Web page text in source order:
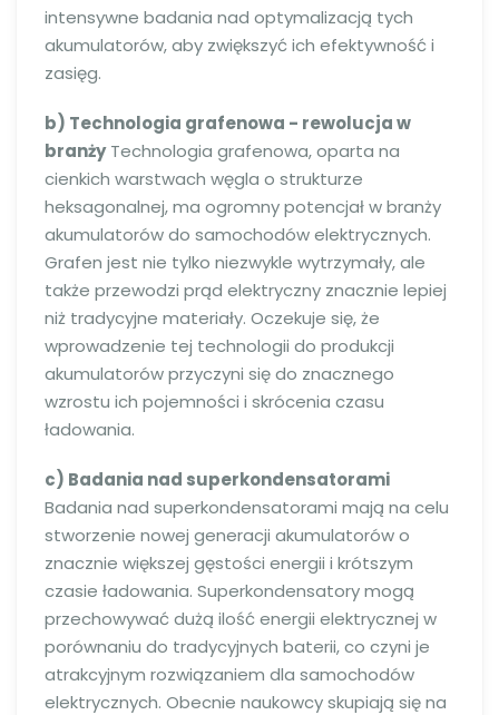
intensywne badania nad optymalizacją tych
akumulatorów, aby zwiększyć ich efektywność i
zasięg.
b) Technologia grafenowa - rewolucja w
branżyTechnologia grafenowa, oparta na
cienkich warstwach węgla o strukturze
heksagonalnej, ma ogromny potencjał w branży
akumulatorów do samochodów elektrycznych.
Grafen jest nie tylko niezwykle wytrzymały, ale
także przewodzi prąd elektryczny znacznie lepiej
niż tradycyjne materiały. Oczekuje się, że
wprowadzenie tej technologii do produkcji
akumulatorów przyczyni się do znacznego
wzrostu ich pojemności i skrócenia czasu
ładowania.
c) Badania nad superkondensatorami
Badania nad superkondensatorami mają na celu
stworzenie nowej generacji akumulatorów o
znacznie większej gęstości energii i krótszym
czasie ładowania. Superkondensatory mogą
przechowywać dużą ilość energii elektrycznej w
porównaniu do tradycyjnych baterii, co czyni je
atrakcyjnym rozwiązaniem dla samochodów
elektrycznych. Obecnie naukowcy skupiają się na